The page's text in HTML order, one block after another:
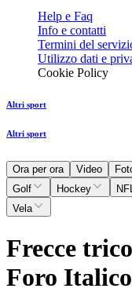
Help e Faq
Info e contatti
Termini del
Utilizzo dati e
Cookie Policy
Altri sport
Altri sport
Ora per ora Video
Golf
Hockey
Vela
Frecce
Foro Italico